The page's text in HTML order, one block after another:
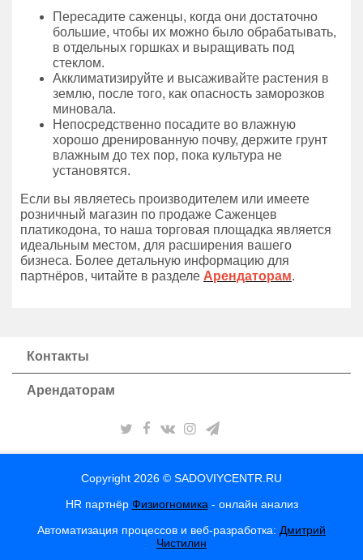
Пересадите саженцы, когда они достаточно
большие, чтобы их можно было обрабатывать,
в отдельных горшках и выращивать под
стеклом.
Акклиматизируйте и высаживайте растения в
землю, после того, как опасность заморозков
миновала.
Непосредственно посадите во влажную
хорошо дренированную почву, держите грунт
влажным до тех пор, пока культура не
установятся.
Если вы являетесь производителем или имеете
розничный магазин по продаже Саженцев
платикодона, то наша торговая площадка является
идеальным местом, для расширения вашего
бизнеса. Более детальную информацию для
партнёров, читайте в разделе Арендаторам.
Контакты
Арендаторам
Copyright 2026 © SADOVIYCENTR.RU
HR партнёр Физиогномика - онлайн анализ
Автоматизация процессов и веб-разработка: Дмитрий
Чистилин